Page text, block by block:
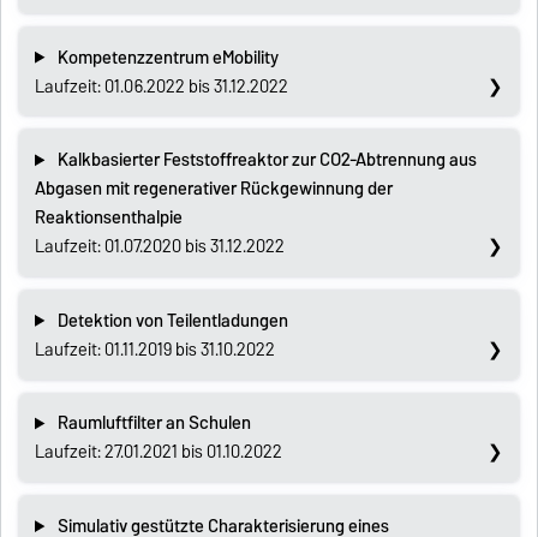
Kompetenzzentrum eMobility
Laufzeit: 01.06.2022 bis 31.12.2022
Kalkbasierter Feststoffreaktor zur CO2-Abtrennung aus
Abgasen mit regenerativer Rückgewinnung der
Reaktionsenthalpie
Laufzeit: 01.07.2020 bis 31.12.2022
Detektion von Teilentladungen
Laufzeit: 01.11.2019 bis 31.10.2022
Raumluftfilter an Schulen
Laufzeit: 27.01.2021 bis 01.10.2022
Simulativ gestützte Charakterisierung eines